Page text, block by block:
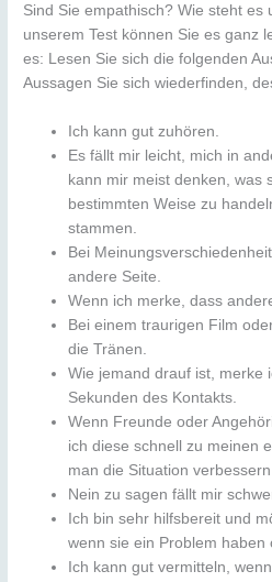
Sind Sie empathisch? Wie steht es
unserem Test können Sie es ganz
es: Lesen Sie sich die folgenden
Aussagen Sie sich wiederfinden,
Ich kann gut zuhören.
Es fällt mir leicht, mich in
kann mir meist denken, was
bestimmten Weise zu
stammen.
Bei
andere Seite.
Wenn ich merke, dass
Bei einem traurigen Film
die Tränen.
Wie jemand drauf ist, merke
Sekunden des Kontakts.
Wenn Freunde oder
ich diese schnell zu meinen
man die Situation
Nein zu sagen fällt mir
Ich bin sehr hilfsbereit und
wenn sie ein Problem haben
Ich kann gut vermitteln,